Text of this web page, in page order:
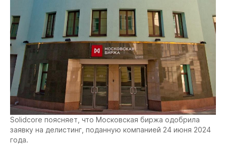
Solidcore поясняет, что Московская биржа одобрила
заявку на делистинг, поданную компанией 24 июня 2024
года.